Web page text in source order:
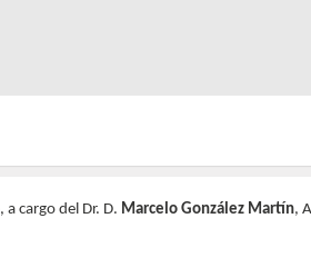
cargo del Dr. D. Marcelo González Martín,